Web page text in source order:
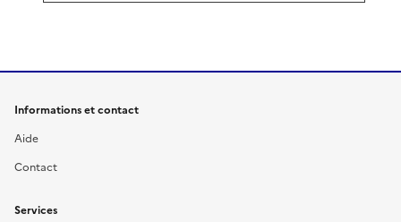
Informations et contact
Aide
Contact
Services